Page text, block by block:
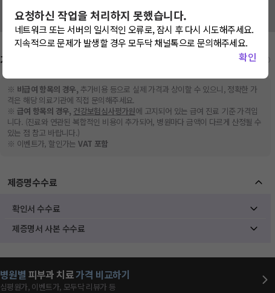
모두닥 팀에 알려주세요!
가격표 비급여/급여 진료란?
※ 비급여 항목의 경우, 추가비용 등으로 실제 가격과 상이할 수 있으니, 정확한 가
격은 해당 의료기관에 직접 문의해주세요.
※ 급여 항목의 경우, 건강보험심사평가원에 고지되어 있는 급여 진료 기준 가격입
니다. (진료와 연관된 복합적인 비용이 추가되어, 병원마다 금액이 다르게 산정될 수
있는 점 참고 바랍니다.)
※ 이벤트가, 할인가는VAT 포함
제증명수수료
확인서 수수료
제증명서 사본 수수료
병원별 피부과 치료가격 비교하기
심평원가, 이벤트가, 모두닥 리뷰가 등
요청하신 작업을 처리하지 못했습니다.
네트워크 또는 서버의 일시적인 오류로, 잠시 후 다시 시도해주세요.
지속적으로 문제가 발생할 경우 모두닥 채널톡으로 문의해주세요.
확인